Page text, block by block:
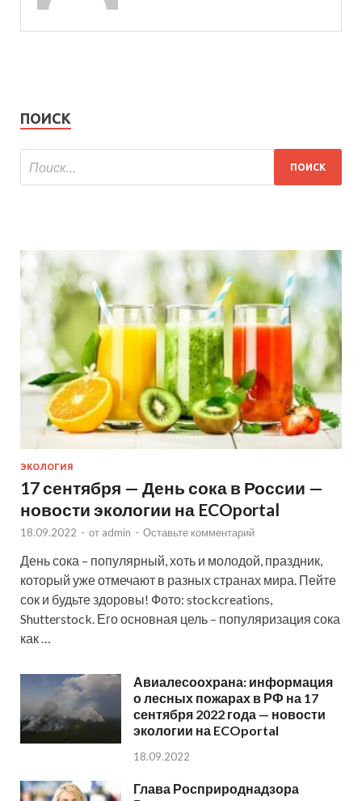
ПОИСК
ЭКОЛОГИЯ
17 сентября — День сока в России —
новости экологии на ECOportal
18.09.2022 - от admin - Оставьте комментарий
День сока – популярный, хоть и молодой, праздник,
который уже отмечают в разных странах мира. Пейте
сок и будьте здоровы! Фото: stockcreations,
Shutterstock. Его основная цель – популяризация сока
как …
Авиалесоохрана: информация
о лесных пожарах в РФ на 17
сентября 2022 года — новости
экологии на ECOportal
18.09.2022
Глава Росприроднадзора